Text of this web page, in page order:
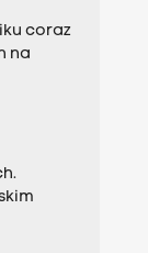
coraz
na